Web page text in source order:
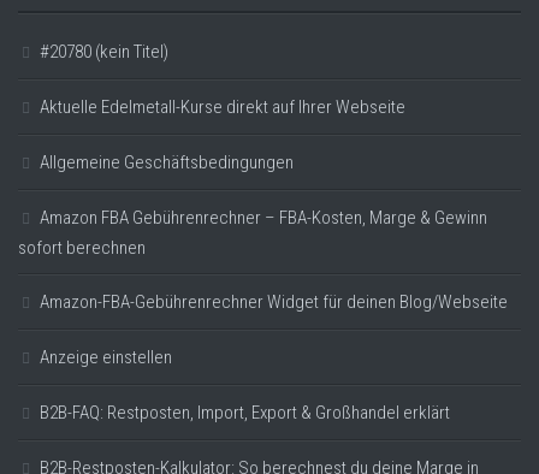
#20780 (kein Titel)
Aktuelle Edelmetall-Kurse direkt auf Ihrer Webseite
Allgemeine Geschäftsbedingungen
Amazon FBA Gebührenrechner – FBA-Kosten, Marge & Gewinn
sofort berechnen
Amazon-FBA-Gebührenrechner Widget für deinen Blog/Webseite
Anzeige einstellen
B2B-FAQ: Restposten, Import, Export & Großhandel erklärt
B2B-Restposten-Kalkulator: So berechnest du deine Marge in